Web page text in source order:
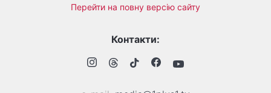
Перейти на повну версію сайту
Контакти: